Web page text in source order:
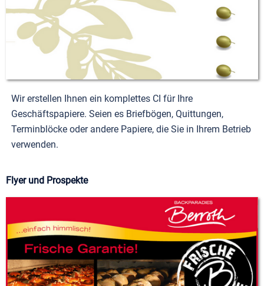
Wir erstellen Ihnen ein komplettes CI für Ihre
Geschäftspapiere. Seien es Briefbögen, Quittungen,
Terminblöcke oder andere Papiere, die Sie in Ihrem Betrieb
verwenden.
Flyer und Prospekte